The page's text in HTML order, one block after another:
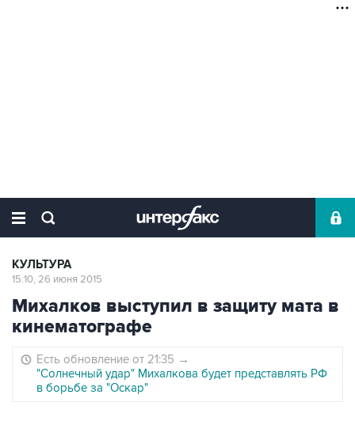
КУЛЬТУРА
15:10, 26 июня 2015
Михалков выступил в защиту мата в
кинематографе
Есть обновление от 21:35 →
"Солнечный удар" Михалкова будет представлять РФ
в борьбе за "Оскар"